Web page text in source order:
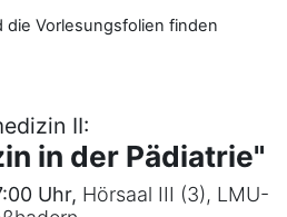
Vorlesungsfolien finden
II:
in der Pädiatrie"
Uhr, Hörsaal III (3), LMU-